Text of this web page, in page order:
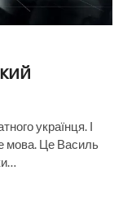
українця. І
мова. Це Василь